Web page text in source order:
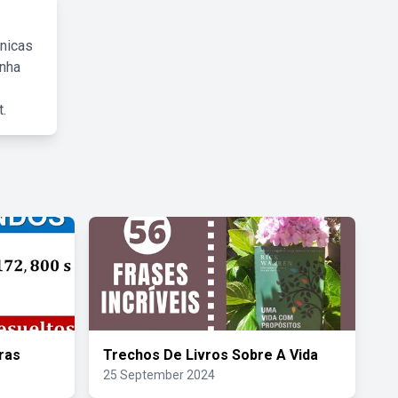
Trechos De Livros Sobre A Vida
25 September 2024